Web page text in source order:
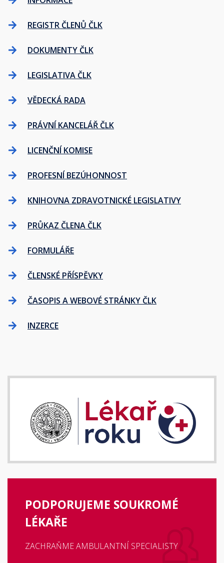
REGISTR ČLENŮ ČLK
DOKUMENTY ČLK
LEGISLATIVA ČLK
VĚDECKÁ RADA
PRÁVNÍ KANCELÁŘ ČLK
LICENČNÍ KOMISE
PROFESNÍ BEZÚHONNOST
KNIHOVNA ZDRAVOTNICKÉ LEGISLATIVY
PRŮKAZ ČLENA ČLK
FORMULÁŘE
ČLENSKÉ PŘÍSPĚVKY
ČASOPIS A WEBOVÉ STRÁNKY ČLK
INZERCE
PODPORUJEME SOUKROMÉ
LÉKAŘE
ZACHRAŇME AMBULANTNÍ SPECIALISTY